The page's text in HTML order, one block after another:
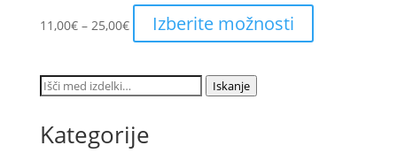
11,00€ – 25,00€Price
range:
through
25,00€
Izberite možnosti
product
Išči: Iskanje
Kategorije